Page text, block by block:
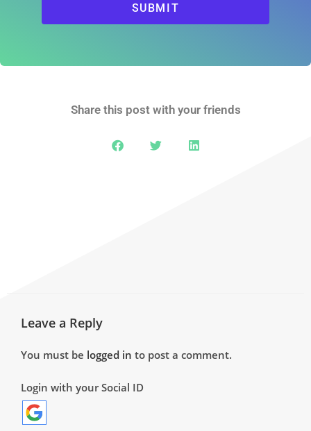
SUBMIT
Share this post with your friends
Leave a Reply
You must be logged in to post a comment.
Login with your Social ID